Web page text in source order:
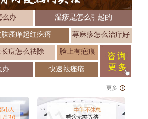
么办 湿疹是怎么引起的
肤瘙痒起红疙瘩 荨麻疹怎么治疗好
痘怎么祛除 脸上有疤痕
办 快速祛痤疮
更多